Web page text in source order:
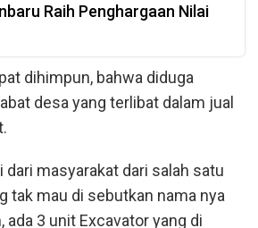
Raih Penghargaan Nilai
dihimpun, bahwa diduga
desa yang terlibat dalam jual
masyarakat dari salah satu
tak mau di sebutkan nama nya
ada 3 unit Excavator yang di